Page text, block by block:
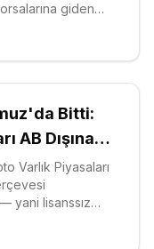
giden
MiCA) geçişini
Bitti:
AB Dışına
Varlık Piyasaları
yani lisanssız
tamamlamamış